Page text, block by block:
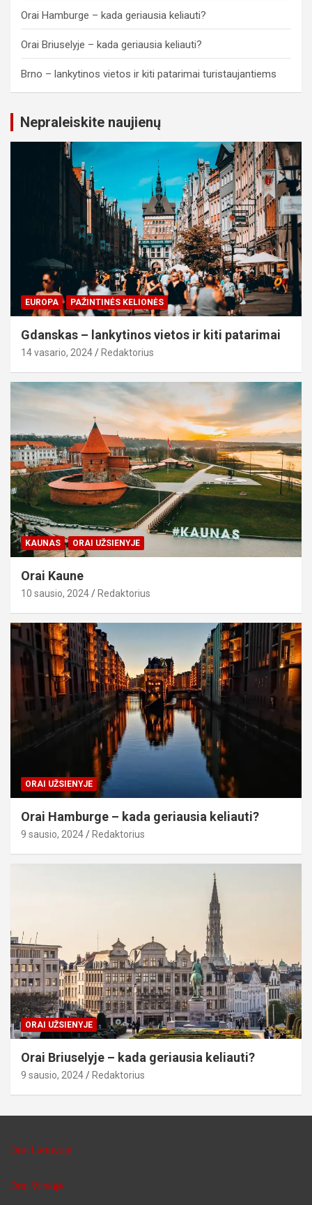
Orai Hamburge – kada geriausia keliauti?
Orai Briuselyje – kada geriausia keliauti?
Brno – lankytinos vietos ir kiti patarimai turistaujantiems
Nepraleiskite naujienų
EUROPA PAŽINTINĖS KELIONĖS
Gdanskas – lankytinos vietos ir kiti patarimai
14 vasario, 2024 Redaktorius
KAUNAS ORAI UŽSIENYJE
Orai Kaune
10 sausio, 2024 Redaktorius
ORAI UŽSIENYJE
Orai Hamburge – kada geriausia keliauti?
9 sausio, 2024 Redaktorius
ORAI UŽSIENYJE
Orai Briuselyje – kada geriausia keliauti?
9 sausio, 2024 Redaktorius
Orai Lietuvoje
Orai Vilniuje